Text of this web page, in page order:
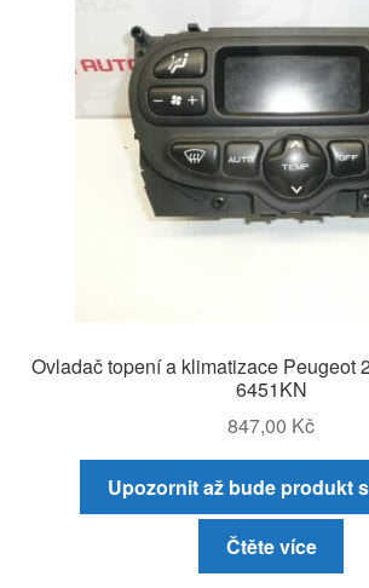
Ovladač topení a klimatizace Peugeot
6451KN
847,00 Kč
Upozornit až bude produkt
Čtěte více